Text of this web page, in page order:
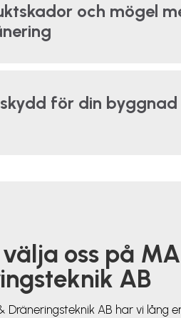
och mögel
för din byggnad
oss på
AB
Dräneringsteknik AB har vi lång